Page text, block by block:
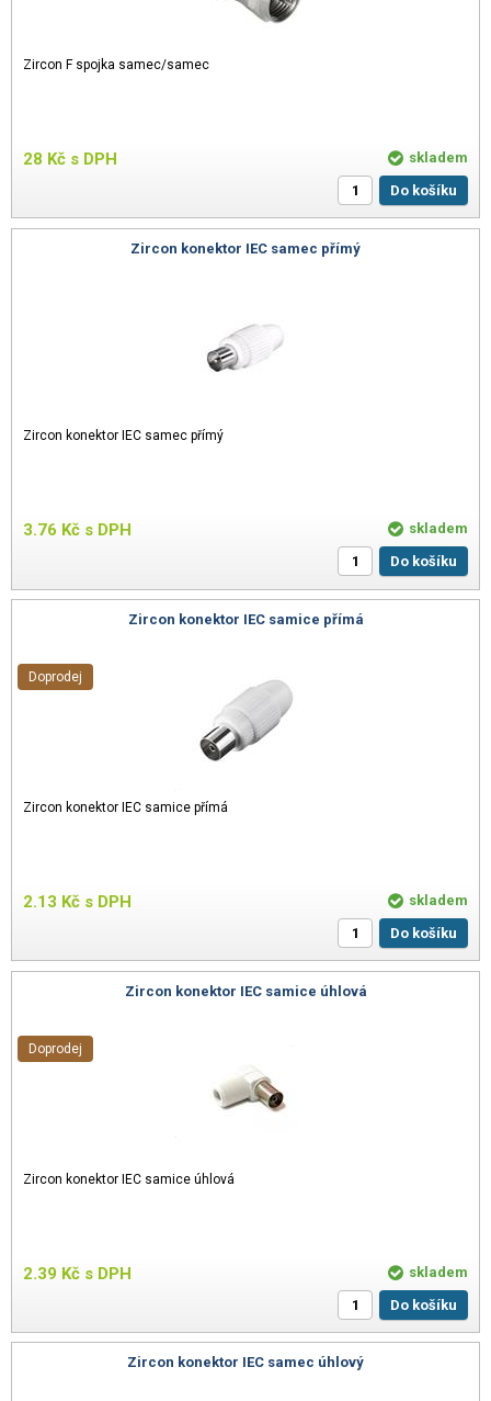
Zircon F spojka samec/samec
28 Kč s DPH
skladem
Do košíku
Zircon konektor IEC samec přímý
Zircon konektor IEC samec přímý
3.76 Kč s DPH
skladem
Do košíku
Zircon konektor IEC samice přímá
Zircon konektor IEC samice přímá
2.13 Kč s DPH
Doprodej
skladem
Do košíku
Zircon konektor IEC samice úhlová
Zircon konektor IEC samice úhlová
2.39 Kč s DPH
Doprodej
skladem
Do košíku
Zircon konektor IEC samec úhlový